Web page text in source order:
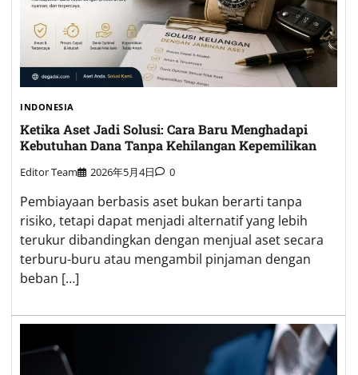
INDONESIA
Ketika Aset Jadi Solusi: Cara Baru Menghadapi
Kebutuhan Dana Tanpa Kehilangan Kepemilikan
Editor Team 2026年5月4日 0
Pembiayaan berbasis aset bukan berarti tanpa
risiko, tetapi dapat menjadi alternatif yang lebih
terukur dibandingkan dengan menjual aset secara
terburu-buru atau mengambil pinjaman dengan
beban […]